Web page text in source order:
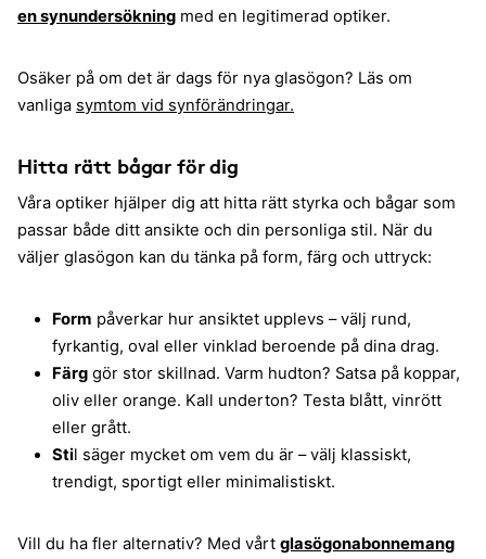
en synundersökning med en legitimerad optiker.
Osäker på om det är dags för nya glasögon? Läs om
vanliga symtom vid synförändringar.
Hitta rätt bågar för dig
Våra optiker hjälper dig att hitta rätt styrka och bågar som
passar både ditt ansikte och din personliga stil. När du
väljer glasögon kan du tänka på form, färg och uttryck:
Form påverkar hur ansiktet upplevs – välj rund,
fyrkantig, oval eller vinklad beroende på dina drag.
Färg gör stor skillnad. Varm hudton? Satsa på koppar,
oliv eller orange. Kall underton? Testa blått, vinrött
eller grått.
Stil säger mycket om vem du är – välj klassiskt,
trendigt, sportigt eller minimalistiskt.
Vill du ha fler alternativ? Med vårt glasögonabonnemang